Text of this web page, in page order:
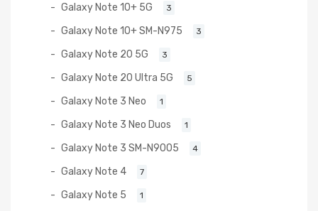
Galaxy Note 10+ 5G 3
Galaxy Note 10+ SM-N975 3
Galaxy Note 20 5G 3
Galaxy Note 20 Ultra 5G 5
Galaxy Note 3 Neo 1
Galaxy Note 3 Neo Duos 1
Galaxy Note 3 SM-N9005 4
Galaxy Note 4 7
Galaxy Note 5 1